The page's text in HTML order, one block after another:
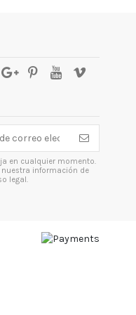
en cualquier momento.
nuestra información de
legal.